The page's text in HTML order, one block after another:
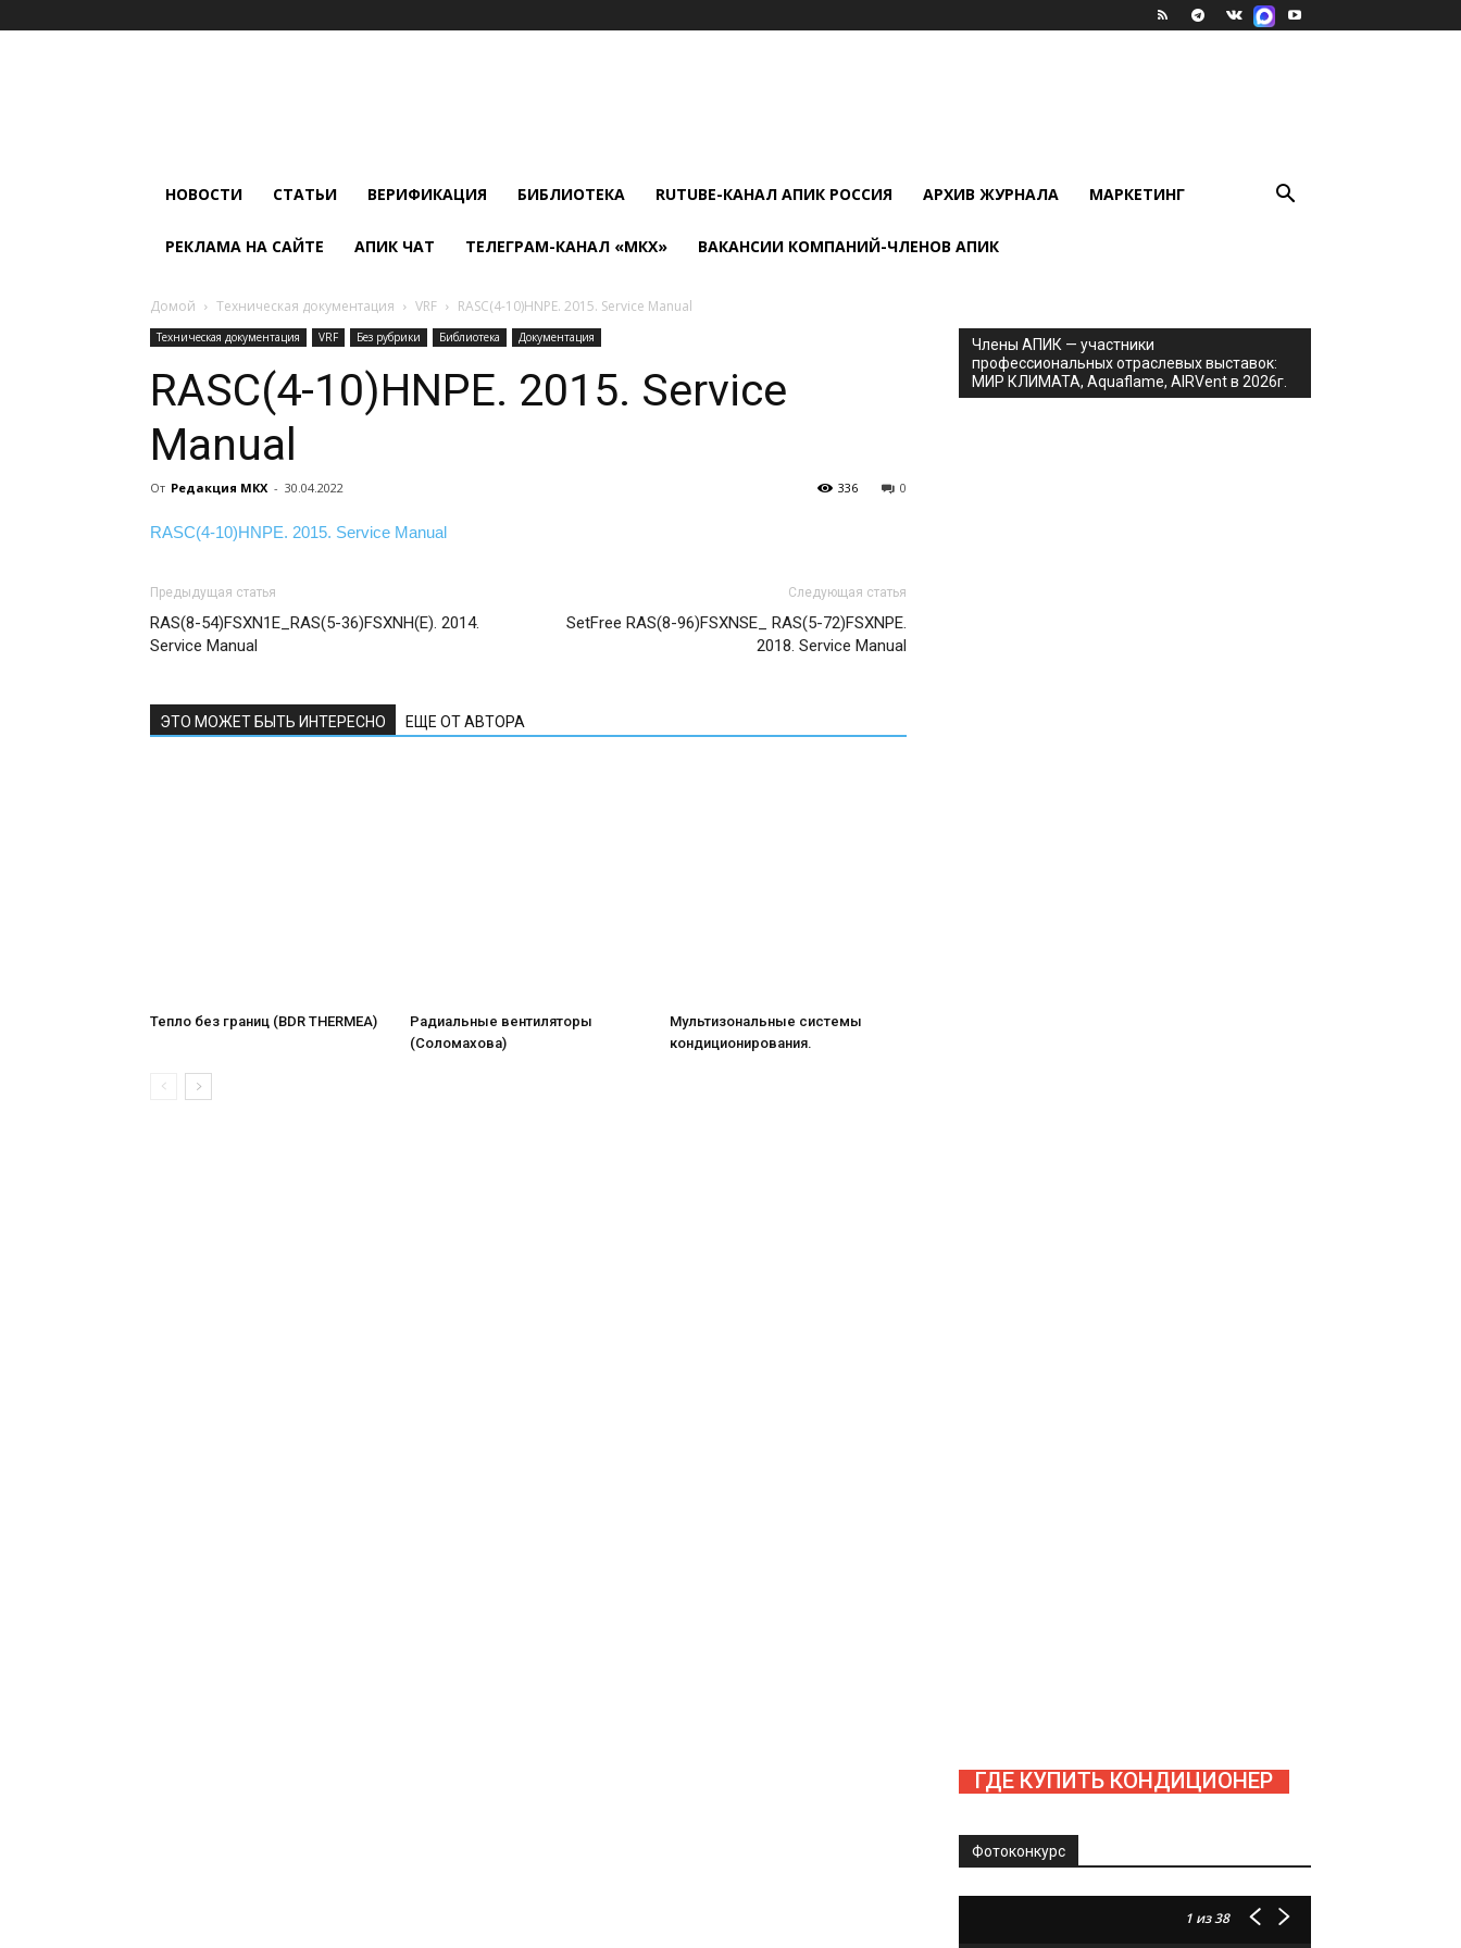
НОВОСТИ СТАТЬИ ВЕРИФИКАЦИЯ БИБЛИОТЕКА RUTUBE-КАНАЛ АПИК РОССИЯ АРХИВ ЖУРНАЛА МАРКЕТИНГ
РЕКЛАМА НА САЙТЕ АПИК ЧАТ ТЕЛЕГРАМ-КАНАЛ «МКХ» ВАКАНСИИ КОМПАНИЙ-ЧЛЕНОВ АПИК
Домой Техническая документация VRF RASC(4-10)HNPE. 2015. Service Manual
Техническая документация VRF Без рубрики Библиотека Документация
RASC(4-10)HNPE. 2015. Service
Manual
От Редакция МКХ - 30.04.2022 0
336
RASC(4-10)HNPE. 2015. Service Manual
Предыдущая статья
RAS(8-54)FSXN1E_RAS(5-36)FSXNH(E). 2014.
Service Manual
Следующая статья
SetFree RAS(8-96)FSXNSE_ RAS(5-72)FSXNPE.
2018. Service Manual
ЭТО МОЖЕТ БЫТЬ ИНТЕРЕСНО ЕЩЕ ОТ АВТОРА
Тепло без границ (BDR THERMEA)
Радиальные вентиляторы
(Соломахова)
Мультизональные системы
кондиционирования.
Члены АПИК — участники
профессиональных отраслевых выставок:
МИР КЛИМАТА, Aquaflame, AIRVent в 2026г.
ГДЕ КУПИТЬ КОНДИЦИОНЕР
Фотоконкурс
1 из 38